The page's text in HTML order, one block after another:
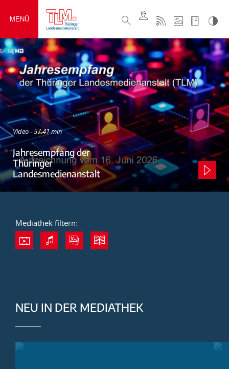
MENÜ
Video - 57:41 min
Jahresempfang der
Thüringer
Landesmedienanstalt
Mediathek filtern:
NEU IN DER MEDIATHEK